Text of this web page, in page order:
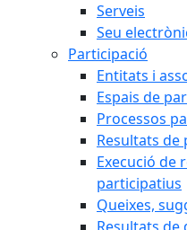
Serveis
Seu
Participació
Entitats i
Espais de
Processos
Resultats
Execució de
participatius
Queixes,